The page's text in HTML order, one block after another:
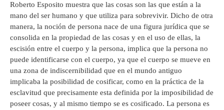
Roberto Esposito muestra que las cosas son las que están a la
mano del ser humano y que utiliza para sobrevivir. Dicho de otra
manera, la noción de persona nace de una figura jurídica que se
consolida en la propiedad de las cosas y en el uso de ellas, la
escisión entre el cuerpo y la persona, implica que la persona no
puede identificarse con el cuerpo, ya que el cuerpo se mueve en
una zona de indiscernibilidad que en el mundo antiguo
implicaba la posibilidad de cosificar, como en la práctica de la
esclavitud que precisamente esta definida por la imposibilidad de
poseer cosas, y al mismo tiempo se es cosificado. La persona es